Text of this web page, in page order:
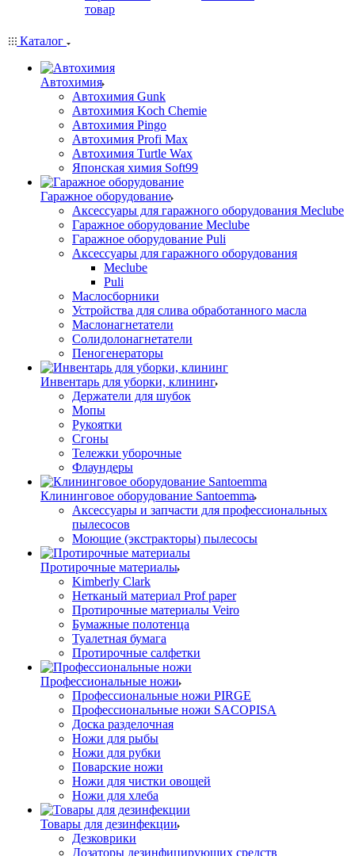
товар
Каталог
Автохимия
Автохимия Gunk
Автохимия Koch Chemie
Автохимия Pingo
Автохимия Profi Max
Автохимия Turtle Wax
Японская химия Soft99
Гаражное оборудование
Аксессуары для гаражного оборудования Meclube
Гаражное оборудование Meclube
Гаражное оборудование Puli
Аксессуары для гаражного оборудования
Meclube
Puli
Маслосборники
Устройства для слива обработанного масла
Маслонагнетатели
Солидолонагнетатели
Пеногенераторы
Инвентарь для уборки, клининг
Держатели для шубок
Мопы
Рукоятки
Сгоны
Тележки уборочные
Флаундеры
Клининговое оборудование Santoemma
Аксессуары и запчасти для профессиональных
пылесосов
Моющие (экстракторы) пылесосы
Протирочные материалы
Kimberly Clark
Нетканый материал Prof paper
Протирочные материалы Veiro
Бумажные полотенца
Туалетная бумага
Протирочные салфетки
Профессиональные ножи
Профессиональные ножи PIRGE
Профессиональные ножи SACOPISA
Доска разделочная
Ножи для рыбы
Ножи для рубки
Поварские ножи
Ножи для чистки овощей
Ножи для хлеба
Товары для дезинфекции
Дезковрики
Дозаторы дезинфицирующих средств